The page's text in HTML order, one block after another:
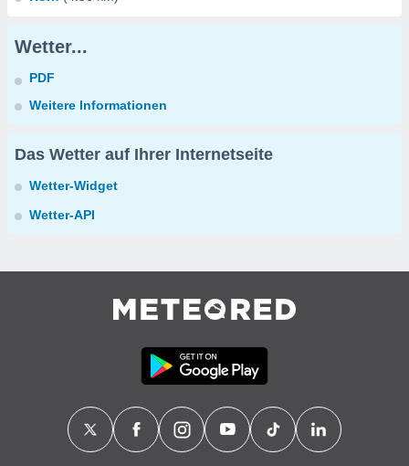
Wetter...
PDF
Weitere Informationen
Das Wetter auf Ihrer Internetseite
Wetter-Widget
Wetter-API